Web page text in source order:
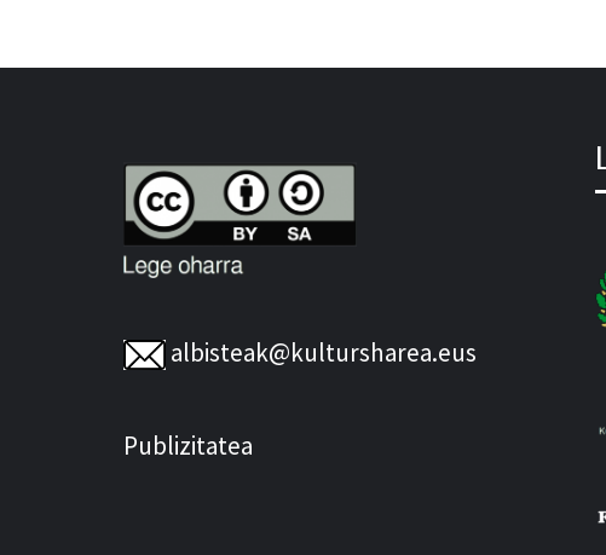
albisteak@kultursharea.eus
Publizitatea